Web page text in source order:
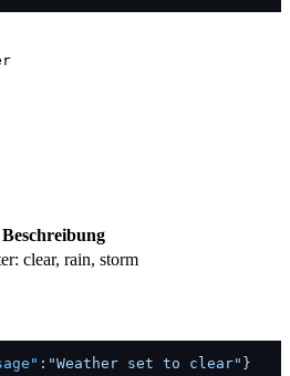
Beschreibung
clear, rain, storm
: "Weather set to clear" }